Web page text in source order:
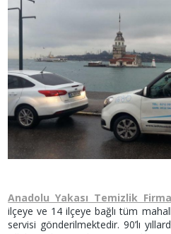
Anadolu Yakası Temizlik
ilçeye ve 14 ilçeye bağlı tüm
servisi gönderilmektedir. 90’lı